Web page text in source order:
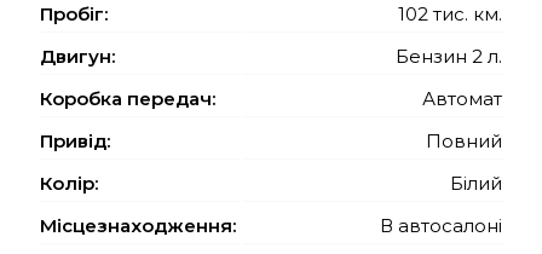
Пробіг:
102 тис. км.
Двигун:
Бензин 2 л.
Коробка передач:
Автомат
Привід:
Повний
Колір:
Білий
Місцезнаходження:
В автосалоні